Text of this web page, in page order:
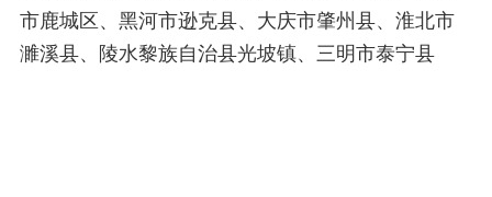
市鹿城区、黑河市逊克县、大庆市肇州县、淮北市
濉溪县、陵水黎族自治县光坡镇、三明市泰宁县